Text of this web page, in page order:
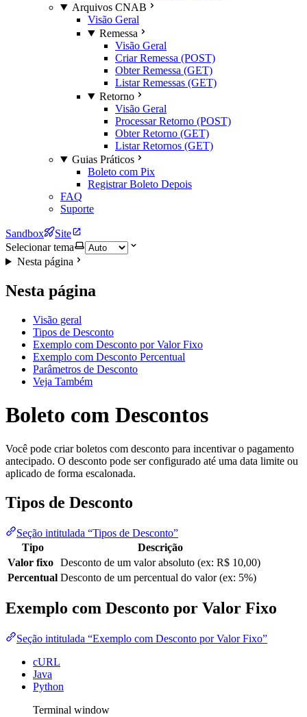
Arquivos CNAB
Visão Geral
Remessa
Visão Geral
Criar Remessa (POST)
Obter Remessa (GET)
Listar Remessas (GET)
Retorno
Visão Geral
Processar Retorno (POST)
Obter Retorno (GET)
Listar Retornos (GET)
Guias Práticos
Boleto com Pix
Registrar Boleto Depois
FAQ
Suporte
Sandbox
Site
Selecionar tema
Nesta página
Nesta página
Visão geral
Tipos de Desconto
Exemplo com Desconto por Valor Fixo
Exemplo com Desconto Percentual
Parâmetros de Desconto
Veja Também
Boleto com Descontos
Você pode criar boletos com desconto para incentivar o pagamento
antecipado. O desconto pode ser configurado até uma data limite ou
aplicado de forma escalonada.
Tipos de Desconto
Seção intitulada “Tipos de Desconto”
Tipo
Descrição
Valor fixo Desconto de um valor absoluto (ex: R$ 10,00)
Percentual Desconto de um percentual do valor (ex: 5%)
Exemplo com Desconto por Valor Fixo
Seção intitulada “Exemplo com Desconto por Valor Fixo”
cURL
Java
Python
Terminal window